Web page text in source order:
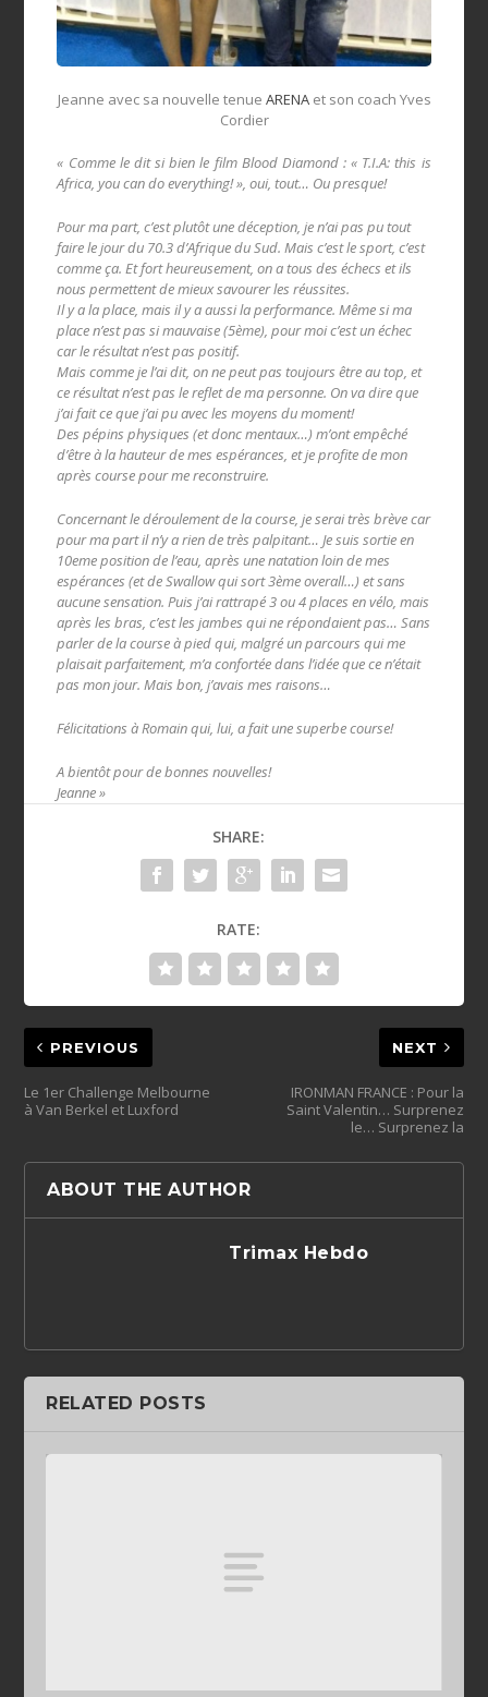
Jeanne avec sa nouvelle tenue ARENAet son coach Yves
Cordier
« Comme le dit si bien le film Blood Diamond : « T.I.A: this is
Africa, you can do everything! », oui, tout… Ou presque!
Pour ma part, c’est plutôt une déception, je n’ai pas pu tout
faire le jour du 70.3 d’Afrique du Sud. Mais c’est le sport, c’est
comme ça. Et fort heureusement, on a tous des échecs et ils
nous permettent de mieux savourer les réussites.
Il y a la place, mais il y a aussi la performance. Même si ma
place n’est pas si mauvaise (5ème), pour moi c’est un échec
car le résultat n’est pas positif.
Mais comme je l’ai dit, on ne peut pas toujours être au top, et
ce résultat n’est pas le reflet de ma personne. On va dire que
j’ai fait ce que j’ai pu avec les moyens du moment!
Des pépins physiques (et donc mentaux…) m’ont empêché
d’être à la hauteur de mes espérances, et je profite de mon
après course pour me reconstruire.
Concernant le déroulement de la course, je serai très brève car
pour ma part il n’y a rien de très palpitant… Je suis sortie en
10eme position de l’eau, après une natation loin de mes
espérances (et de Swallow qui sort 3ème overall…) et sans
aucune sensation. Puis j’ai rattrapé 3 ou 4 places en vélo, mais
après les bras, c’est les jambes qui ne répondaient pas… Sans
parler de la course à pied qui, malgré un parcours qui me
plaisait parfaitement, m’a confortée dans l’idée que ce n’était
pas mon jour. Mais bon, j’avais mes raisons…
Félicitations à Romain qui, lui, a fait une superbe course!
A bientôt pour de bonnes nouvelles!
Jeanne »
SHARE:
RATE:
PREVIOUS
Le 1er Challenge Melbourne
à Van Berkel et Luxford
NEXT
IRONMAN FRANCE : Pour la
Saint Valentin… Surprenez
ABOUT THE AUTHOR
Trimax Hebdo
RELATED POSTS